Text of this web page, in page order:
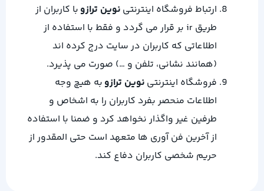
ارتباط فروشگاه اینترنتی نوین ترازو با کاربران از
طریق ir بر قرار می گردد و فقط با استفاده از
اطلاعاتی که کاربران در سایت درج کرده اند
(همانند نشانی، تلفن و …) صورت می پذیرد.
فروشگاه اینترنتی نوین ترازو به هیچ وجه
اطلاعات منحصر بفرد کاربران را به اشخاص و
طرفین غیر واگذار نخواهد کرد و ضمنا با استفاده
از آخرین فن آوری ها متعهد است حتی المقدور از
حریم شخصی کاربران دفاع کند.